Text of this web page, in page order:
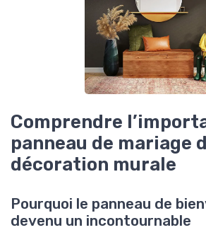
Comprendre
panneau de mariage
décoration murale
Pourquoi le panneau de
devenu un incontournable